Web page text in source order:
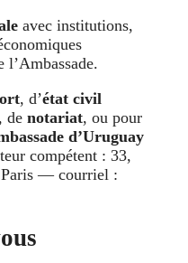
avec institutions,
l’Ambassade.
, d’état civil
de notariat, ou pour
d’Uruguay
compétent : 33,
Paris — courriel :